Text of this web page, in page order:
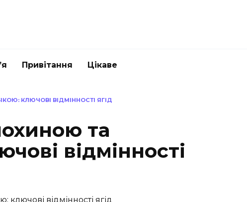
Привітання Цікаве
КЛЮЧОВІ ВІДМІННОСТІ ЯГІД
та
відмінності